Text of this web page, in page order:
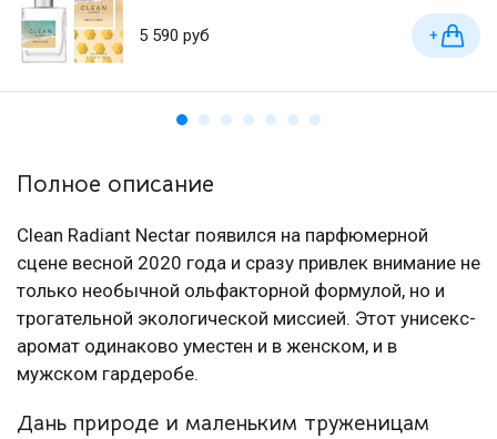
5 590 руб +
Полное описание
Clean Radiant Nectar появился на парфюмерной
сцене весной 2020 года и сразу привлек внимание не
только необычной ольфакторной формулой, но и
трогательной экологической миссией. Этот унисекс-
аромат одинаково уместен и в женском, и в
мужском гардеробе.
Дань природе и маленьким труженицам